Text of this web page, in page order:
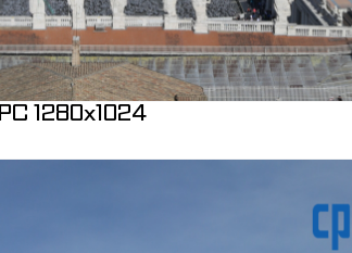
PC 1280x1024